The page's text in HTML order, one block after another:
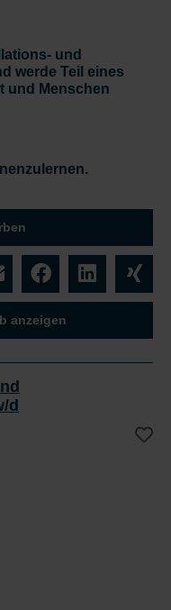
und
werde Teil eines
und Menschen
anzeigen
d